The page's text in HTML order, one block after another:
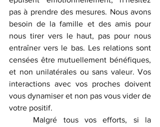
pas à prendre des mesures. Nous avons
besoin de la famille et des amis pour
nous tirer vers le haut, pas pour nous
entraîner vers le bas. Les relations sont
censées être mutuellement bénéfiques,
et non unilatérales ou sans valeur. Vos
interactions avec vos proches doivent
vous dynamiser et non pas vous vider de
votre positif.